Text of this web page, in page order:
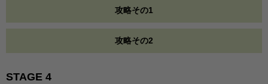
攻略その1
攻略その2
STAGE 4